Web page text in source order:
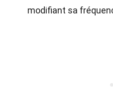
modifiant sa